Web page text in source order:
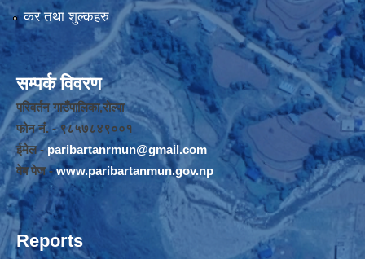
कर तथा शुल्कहरु
सम्पर्क विवरण
परिवर्तन गाउँपालिका,रोल्पा
फोन नंं. - ९८५७८४९००१
ईमेल -paribartanrmun@gmail.com
वेब पेज -www.paribartanmun.gov.np
Reports